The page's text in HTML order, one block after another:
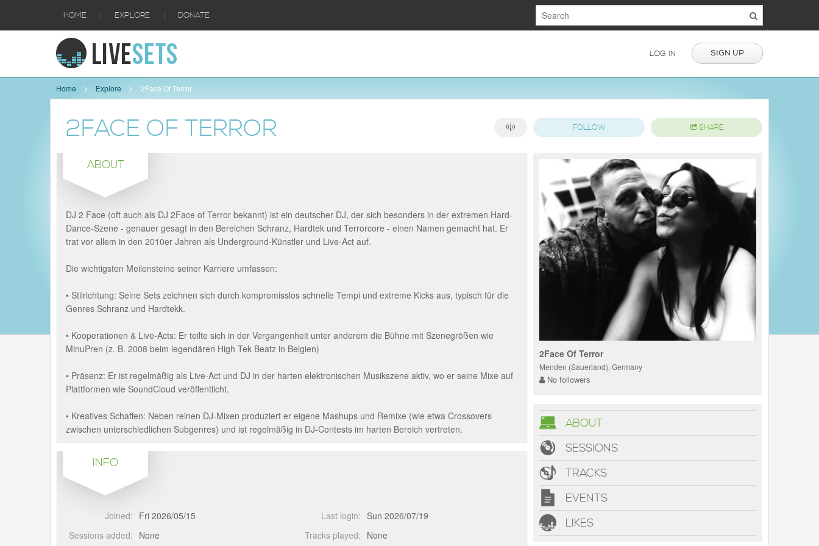
HOME | EXPLORE | DONATE
LOG IN SIGN UP
Home Explore 2Face Of Terror
2FACE OF TERROR FOLLOW SHARE
ABOUT
DJ 2 Face (oft auch als DJ 2Face of Terror bekannt) ist ein deutscher DJ, der sich besonders in der extremen Hard-
Dance-Szene - genauer gesagt in den Bereichen Schranz, Hardtek und Terrorcore - einen Namen gemacht hat. Er
trat vor allem in den 2010er Jahren als Underground-Künstler und Live-Act auf.
Die wichtigsten Meilensteine seiner Karriere umfassen:
• Stilrichtung: Seine Sets zeichnen sich durch kompromisslos schnelle Tempi und extreme Kicks aus, typisch für die
Genres Schranz und Hardtekk.
• Kooperationen & Live-Acts: Er teilte sich in der Vergangenheit unter anderem die Bühne mit Szenegrößen wie
MinuPren (z. B. 2008 beim legendären High Tek Beatz in Belgien)
• Präsenz: Er ist regelmäßig als Live-Act und DJ in der harten elektronischen Musikszene aktiv, wo er seine Mixe auf
Plattformen wie SoundCloud veröffentlicht.
• Kreatives Schaffen: Neben reinen DJ-Mixen produziert er eigene Mashups und Remixe (wie etwa Crossovers
zwischen unterschiedlichen Subgenres) und ist regelmäßig in DJ-Contests im harten Bereich vertreten.
INFO
Joined: Fri 2026/05/15
Sessions added: None
Last login: Sun 2026/07/19
Tracks played: None
2Face Of Terror
Menden (Sauerland), Germany
No followers
ABOUT
SESSIONS
TRACKS
EVENTS
LIKES